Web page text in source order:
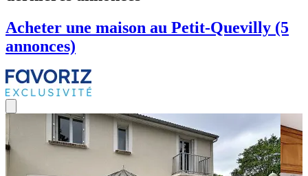
Acheter une maison au Petit-Quevilly (5
annonces)